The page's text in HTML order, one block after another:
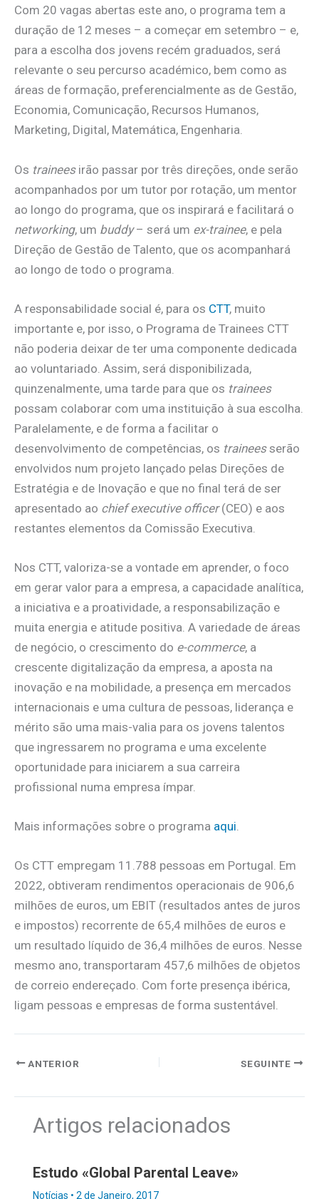
Com 20 vagas abertas este ano, o programa tem a
duração de 12 meses – a começar em setembro – e,
para a escolha dos jovens recém graduados, será
relevante o seu percurso académico, bem como as
áreas de formação, preferencialmente as de Gestão,
Economia, Comunicação, Recursos Humanos,
Marketing, Digital, Matemática, Engenharia.
Os traineesirão passar por três direções, onde serão
acompanhados por um tutor por rotação, um mentor
ao longo do programa, que os inspirará e facilitará o
networking, um buddy– será um ex-trainee, e pela
Direção de Gestão de Talento, que os acompanhará
ao longo de todo o programa.
A responsabilidade social é, para os CTT, muito
importante e, por isso, o Programa de Trainees CTT
não poderia deixar de ter uma componente dedicada
ao voluntariado. Assim, será disponibilizada,
quinzenalmente, uma tarde para que os trainees
possam colaborar com uma instituição à sua escolha.
Paralelamente, e de forma a facilitar o
desenvolvimento de competências, os traineesserão
envolvidos num projeto lançado pelas Direções de
Estratégia e de Inovação e que no final terá de ser
apresentado ao chief executive officer(CEO) e aos
restantes elementos da Comissão Executiva.
Nos CTT, valoriza-se a vontade em aprender, o foco
em gerar valor para a empresa, a capacidade analítica,
a iniciativa e a proatividade, a responsabilização e
muita energia e atitude positiva. A variedade de áreas
de negócio, o crescimento do e-commerce, a
crescente digitalização da empresa, a aposta na
inovação e na mobilidade, a presença em mercados
internacionais e uma cultura de pessoas, liderança e
mérito são uma mais-valia para os jovens talentos
que ingressarem no programa e uma excelente
oportunidade para iniciarem a sua carreira
profissional numa empresa ímpar.
Mais informações sobre o programa aqui.
Os CTT empregam 11.788 pessoas em Portugal. Em
2022, obtiveram rendimentos operacionais de 906,6
milhões de euros, um EBIT (resultados antes de juros
e impostos) recorrente de 65,4 milhões de euros e
um resultado líquido de 36,4 milhões de euros. Nesse
mesmo ano, transportaram 457,6 milhões de objetos
de correio endereçado. Com forte presença ibérica,
ligam pessoas e empresas de forma sustentável.
ANTERIOR SEGUINTE
Artigos relacionados
Estudo «Global Parental Leave»
Notícias • 2 de Janeiro, 2017